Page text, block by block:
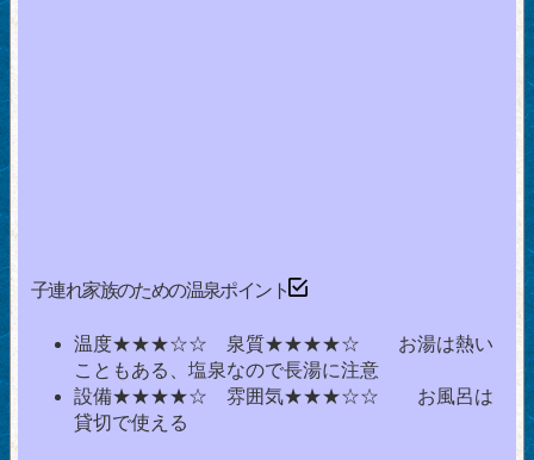
子連れ家族のための温泉ポイント
温度★★★☆☆ 泉質★★★★☆ お湯は熱い
こともある、塩泉なので長湯に注意
設備★★★★☆ 雰囲気★★★☆☆ お風呂は
貸切で使える